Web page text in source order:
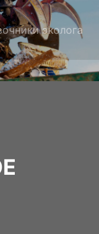
эколога